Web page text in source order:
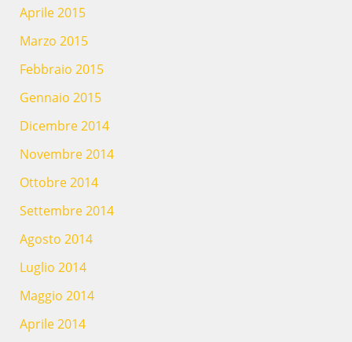
Aprile 2015
Marzo 2015
Febbraio 2015
Gennaio 2015
Dicembre 2014
Novembre 2014
Ottobre 2014
Settembre 2014
Agosto 2014
Luglio 2014
Maggio 2014
Aprile 2014